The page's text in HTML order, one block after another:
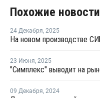
Похожие новости
24 Декабря, 2025
23 Июня, 2025
09 Декабря, 2024